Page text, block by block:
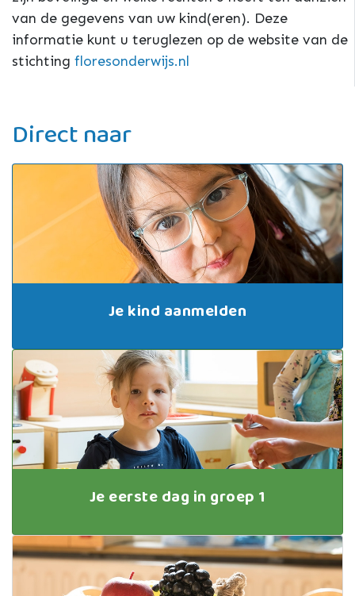
van de gegevens van uw kind(eren). Deze
informatie kunt u teruglezen op de website van de
stichting floresonderwijs.nl
Direct naar
Je kind aanmelden
Je eerste dag in groep 1